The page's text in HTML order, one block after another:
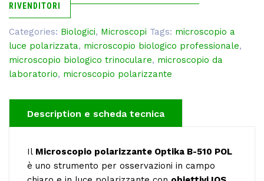
RIVENDITORI
Categories: Biologici, Microscopi Tags: microscopio a
luce polarizzata, microscopio biologico professionale,
microscopio biologico trinoculare, microscopio da
laboratorio, microscopio polarizzante
Description
Il Microscopio polarizzante Optika B-510 POL
è uno strumento per osservazioni in campo